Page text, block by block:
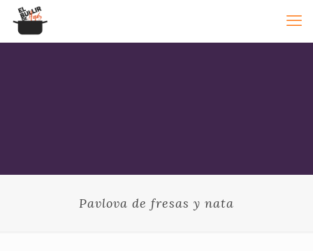
Pavlova de fresas y nata